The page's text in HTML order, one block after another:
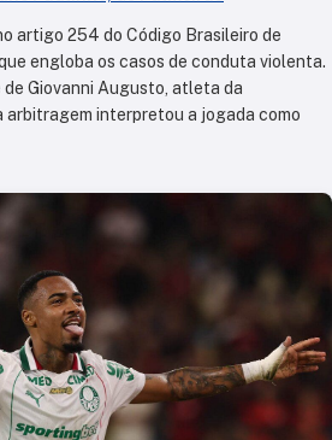
artigo 254 do Código Brasileiro de
engloba os casos de conduta violenta.
de Giovanni Augusto, atleta da
arbitragem interpretou a jogada como